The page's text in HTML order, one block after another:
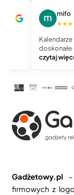
mifo
Kalendarze
doskonałe
czytaj więcej
Gadżetowy.pl
firmowych z